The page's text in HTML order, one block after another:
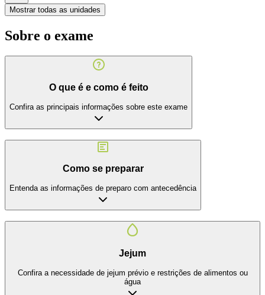
Mostrar todas as unidades
Sobre o exame
O que é e como é feito
Confira as principais informações sobre este exame
Como se preparar
Entenda as informações de preparo com antecedência
Jejum
Confira a necessidade de jejum prévio e restrições de alimentos ou
água